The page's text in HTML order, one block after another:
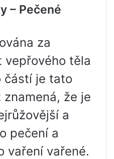
– Pečené
za
vepřového těla
částí je tato
že je
a
pečení a
vaření vařené.